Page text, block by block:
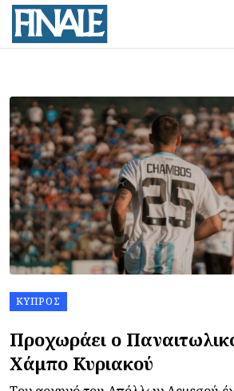
ΚΎΠΡΟΣ
Προχωράει ο
Χάμπο Κυριακού